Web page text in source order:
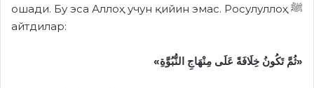
ошади. Бу эса Аллоҳ учун қийин эмас. Росулуллоҳ ﷺ
айтдилар:
«ثُمَّ تَكُونُ خِلَافَةً عَلَى مِنْهَاجِ النُّبُوَّةِ»